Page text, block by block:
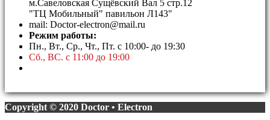
м.Савеловская Сущёвский Вал 5 стр.12
"ТЦ Мобильный" павильон Л143"
mail: Doctor-electron@mail.ru
Режим работы:
Пн., Вт., Ср., Чт., Пт. с 10:00- до 19:30
Сб., ВС. с 11:00 до 19:00
Copyright © 2020 Doctor • Electron